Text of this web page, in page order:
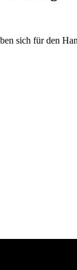
sich für den